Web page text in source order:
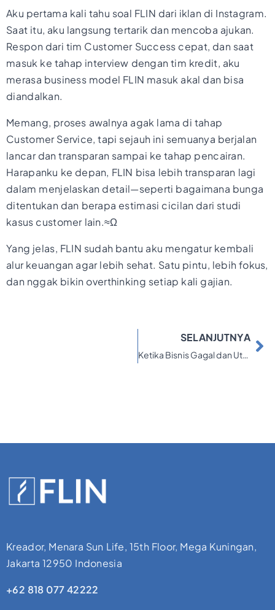
Aku pertama kali tahu soal FLIN dari iklan di Instagram.
Saat itu, aku langsung tertarik dan mencoba ajukan.
Respon dari tim Customer Success cepat, dan saat
masuk ke tahap interview dengan tim kredit, aku
merasa business model FLIN masuk akal dan bisa
diandalkan.
Memang, proses awalnya agak lama di tahap
Customer Service, tapi sejauh ini semuanya berjalan
lancar dan transparan sampai ke tahap pencairan.
Harapanku ke depan, FLIN bisa lebih transparan lagi
dalam menjelaskan detail—seperti bagaimana bunga
ditentukan dan berapa estimasi cicilan dari studi
kasus customer lain.≈Ω
Yang jelas, FLIN sudah bantu aku mengatur kembali
alur keuangan agar lebih sehat. Satu pintu, lebih fokus,
dan nggak bikin overthinking setiap kali gajian.
SELANJUTNYA
Ketika Bisnis Gagal dan Utang Menumpuk, FLIN Jadi Titik Balik
Kreador, Menara Sun Life, 15th Floor, Mega Kuningan,
Jakarta 12950 Indonesia
+62 818 077 42222